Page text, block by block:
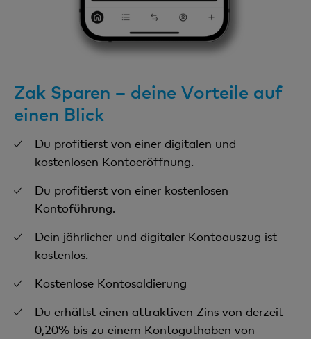
Zak Sparen – deine Vorteile auf
einen Blick
Du profitierst von einer digitalen und
kostenlosen Kontoeröffnung.
Du profitierst von einer kostenlosen
Kontoführung.
Dein jährlicher und digitaler Kontoauszug ist
kostenlos.
Kostenlose Kontosaldierung
Du erhältst einen attraktiven Zins von derzeit
0,20% bis zu einem Kontoguthaben von